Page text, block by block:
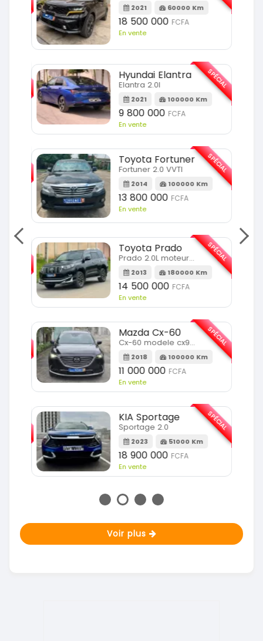
SPÉCIAL
2021 60000 Km
18 500 000 FCFA
En vente
Hyundai Elantra
Elantra 2.0l
2021 100000 Km
9 800 000 FCFA
En vente
SPÉCIAL
Toyota Fortuner
Fortuner 2.0 VVTI
2014 100000 Km
13 800 000 FCFA
En vente
SPÉCIAL
Toyota Prado
Prado 2.0L moteur d4d
2013 180000 Km
14 500 000 FCFA
En vente
SPÉCIAL
Mazda Cx-60
Cx-60 modele cx9 full option
2018 100000 Km
11 000 000 FCFA
En vente
SPÉCIAL
KIA Sportage
Sportage 2.0
2023 51000 Km
18 900 000 FCFA
En vente
SPÉCIAL
Voir plus